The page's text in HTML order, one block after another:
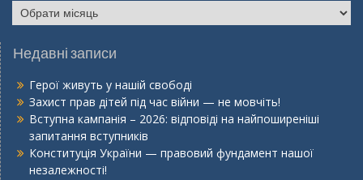
Недавні записи
Герої живуть у нашій свободі
Захист прав дітей під час війни — не мовчіть!
Вступна кампанія – 2026: відповіді на найпоширеніші
запитання вступників
Конституція України — правовий фундамент нашої
незалежності!